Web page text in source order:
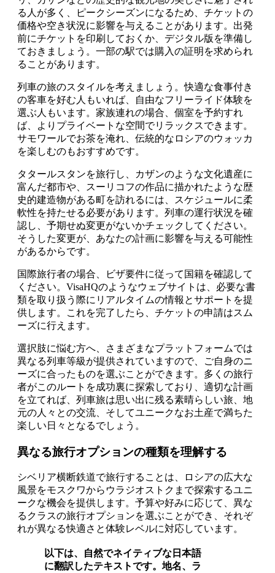
る人が多く、ピークシーズンになるため、チケットの
価格や空き状況に影響を与えることがあります。出発
前にチケットを印刷しておくか、デジタル版を準備し
ておきましょう。一部の駅では購入の証明を求められ
ることがあります。
列車の旅のスタイルを考えましょう。快適な食事付き
の客車を好む人もいれば、自由なフリーライド体験を
選ぶ人もいます。家族連れの場合、個室を予約すれ
ば、よりプライベートな空間でリラックスできます。
サモワールでお茶を淹れ、伝統的なロシアのウォッカ
を楽しむのもおすすめです。
タタールスタンを旅行し、カザンのような文化遺産に
富んだ都市や、スーリコフの作品に描かれたような歴
史的建造物がある町を訪れるには、スケジュールに柔
軟性を持たせる必要があります。列車の運行状況を確
認し、予期せぬ変更がないかチェックしてください。
そうした変更が、あなたの計画に影響を与える可能性
があるからです。
国際旅行者の場合、ビザ要件に従って国籍を確認して
ください。VisaHQのようなウェブサイトは、必要な書
類を取り扱う際にリアルタイムの情報とサポートを提
供します。これを完了したら、チケットの申請はスム
ーズに行えます。
選択肢に悩む方へ、さまざまなプラットフォームでは
異なる列車等級が提供されていますので、ご自身のニ
ーズに合ったものを選ぶことができます。多くの旅行
者がこのルートを成功裏に探索しており、適切な計画
を立てれば、列車旅は思い出に残る素晴らしい旅、地
元の人々との交流、そしてユニークなお土産で満ちた
楽しい日々となるでしょう。
異なる旅行オプションの種類を理解する
シベリア横断鉄道で旅行することは、ロシアの広大な
風景をモスクワからウラジオストクまで探索するユニ
ークな機会を提供します。予算や好みに応じて、異な
るクラスの旅行オプションを選ぶことができ、それぞ
れが異なる快適さと体験レベルに対応しています。
以下は、自然でネイティブな日本語
に翻訳したテキストです。地名、ラ